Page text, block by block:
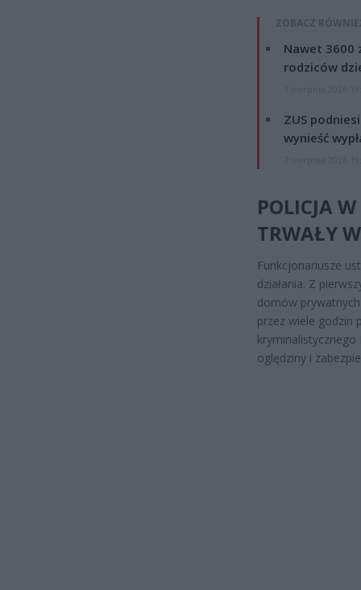
ZOBACZ
Nawet 3600
rodziców
ZUS
wynieść
POLICJA
TRWAŁY
Funkcjonariusze
działania. Z
domów
przez wiele godzin
oględziny i